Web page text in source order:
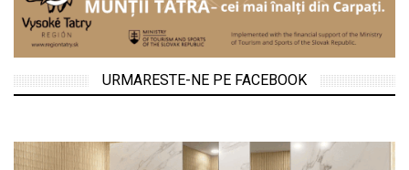
URMARESTE-NE PE FACEBOOK